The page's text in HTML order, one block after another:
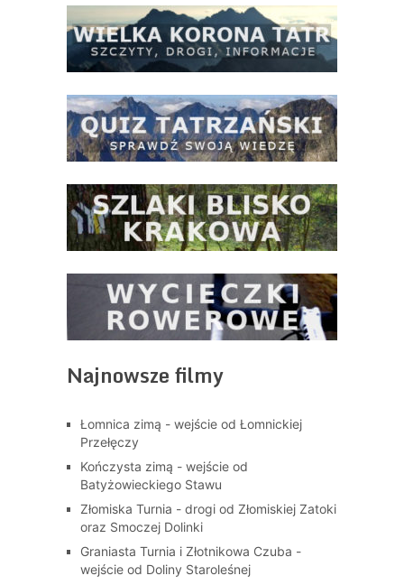
Najnowsze filmy
Łomnica zimą - wejście od Łomnickiej
Przełęczy
Kończysta zimą - wejście od
Batyżowieckiego Stawu
Złomiska Turnia - drogi od Złomiskiej Zatoki
oraz Smoczej Dolinki
Graniasta Turnia i Złotnikowa Czuba -
wejście od Doliny Staroleśnej